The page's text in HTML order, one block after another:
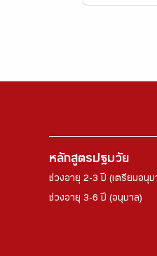
หลักสูตรปฐมวัย
ช่วงอายุ 2-3 ปี (เตรียมอนุบ
ช่วงอายุ 3-6 ปี (อนุบาล)